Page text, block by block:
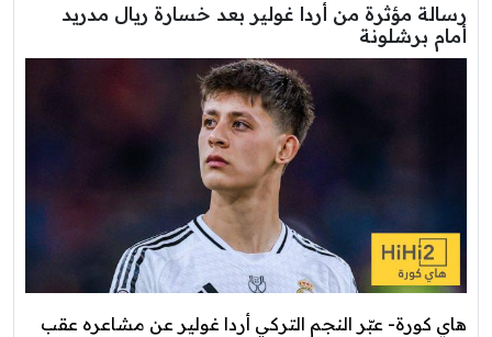
رسالة مؤثرة من أردا غولير بعد خسارة ريال مدريد
أمام برشلونة
هاي كورة- عبّر النجم التركي أردا غولير عن مشاعره عقب